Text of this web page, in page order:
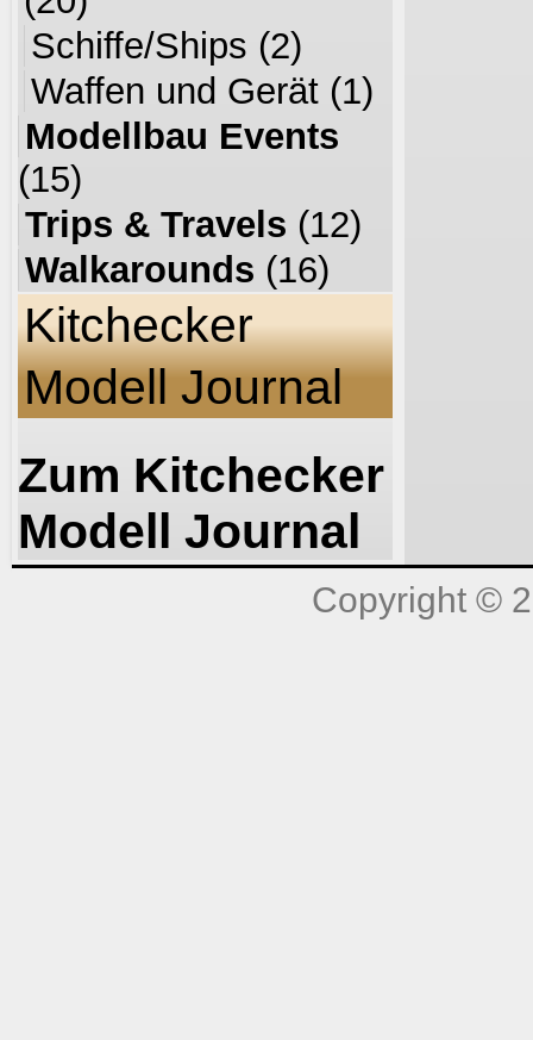
Schiffe/Ships (2)
Waffen und Gerät (1)
Modellbau Events
(15)
Trips & Travels (12)
Walkarounds (16)
Kitchecker
Modell Journal
Zum Kitchecker
Modell Journal
Copyright ©